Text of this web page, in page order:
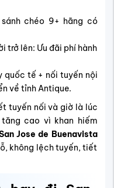
chéo 9+ hãng có
trở lên: Ưu đãi phí hành
quốc tế + nối tuyến nội
về tỉnh Antique.
tuyến nối và giờ là lúc
cao vì khan hiếm
Jose de Buenavista
không lệch tuyến, tiết